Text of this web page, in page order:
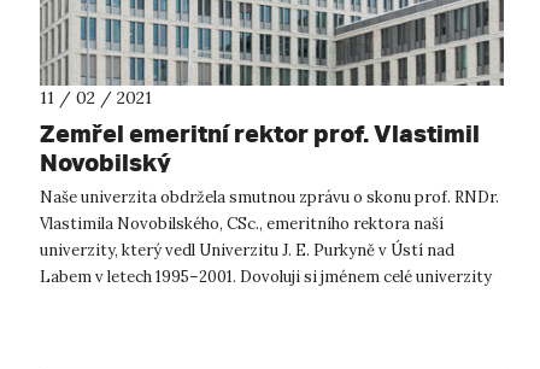
11 / 02 / 2021
Zemřel emeritní rektor prof. Vlastimil
Novobilský
Naše univerzita obdržela smutnou zprávu o skonu prof. RNDr.
Vlastimila Novobilského, CSc., emeritního rektora naší
univerzity, který vedl Univerzitu J. E. Purkyně v Ústí nad
Labem v letech 1995–2001. Dovoluji si jménem celé univerzity